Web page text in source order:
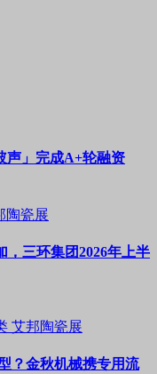
声」完成A+轮融资
陶瓷展
，三环集团2026年上半
艾邦陶瓷展
？金秋机械携专用流